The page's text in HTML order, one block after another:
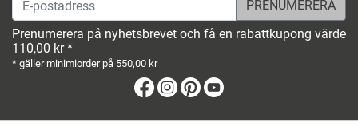
Prenumerera på nyhetsbrevet och få en rabattkupong värde
110,00 kr *
* gäller minimiorder på 550,00 kr
Facebook
Instagram
Pinterest